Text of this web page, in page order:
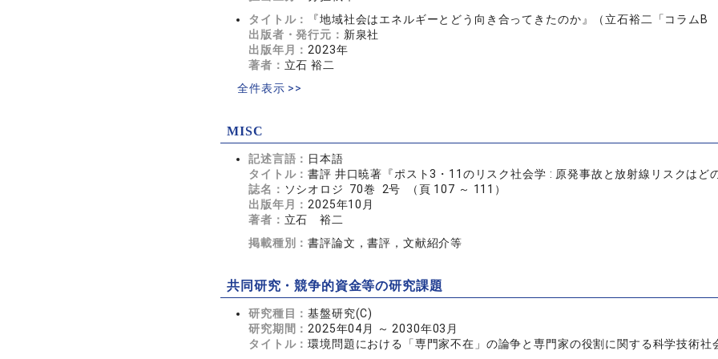
タイトル：
『地域社会はエネルギーとどう向き合ってきたのか』（立石裕二「コラム
出版者・発行元： 新泉社
出版年月： 2023年
著者： 立石 裕二
全件表示 >>
MISC
記述言語： 日本語
タイトル：書評 井口暁著『ポスト3・11のリスク社会学 : 原発事故と放射線リスクはど
誌名： ソシオロジ 70巻 2号 （頁 107 ～ 111）
出版年月： 2025年10月
著者： 立石 裕二
掲載種別：書評論文，書評，文献紹介等
共同研究・競争的資金等の研究課題
研究種目：基盤研究(C)
研究期間： 2025年04月 ～ 2030年03月
タイトル：環境問題における「専門家不在」の論争と専門家の役割に関する科学技術社